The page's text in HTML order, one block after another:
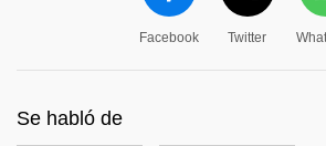
Facebook Twitter
Se habló de